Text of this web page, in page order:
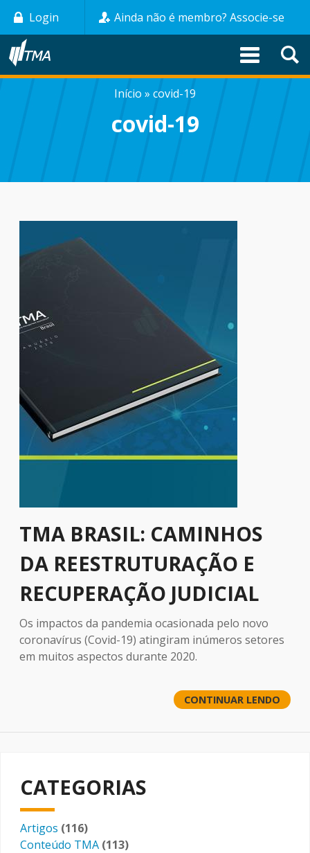
Pular
para
conteúdo
principal
Login Ainda não é membro? Associe-se
Início covid-19
covid-19
TMA BRASIL: CAMINHOS
DA REESTRUTURAÇÃO E
RECUPERAÇÃO JUDICIAL
Os impactos da pandemia ocasionada pelo novo
coronavírus (Covid-19) atingiram inúmeros setores
em muitos aspectos durante 2020.
CONTINUAR LENDO
CATEGORIAS
Artigos (116)
Conteúdo TMA (113)